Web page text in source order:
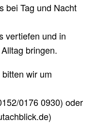
bei Tag und Nacht
vertiefen und in
bringen.
wir um
0176 0930) oder